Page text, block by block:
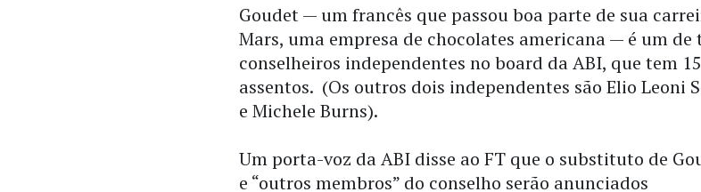
Goudet — um francês que passou boa parte de sua
Mars, uma empresa de chocolates americana — é um de
conselheiros independentes no board da ABI, que tem 15
assentos. (Os outros dois independentes são Elio Leoni
e Michele Burns).
Um porta-voz da ABI disse ao FT que o substituto de
e “outros membros” do conselho serão anunciados